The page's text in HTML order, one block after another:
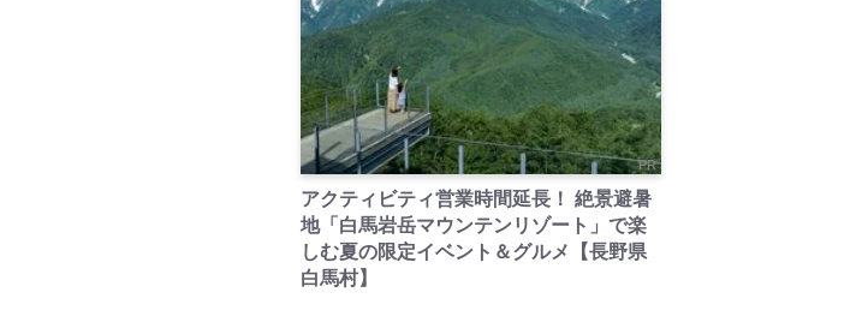
PR
アクティビティ営業時間延長！ 絶景避暑
地「白馬岩岳マウンテンリゾート」で楽
しむ夏の限定イベント＆グルメ【長野県
白馬村】